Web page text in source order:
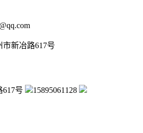
市新冶路617号
号
15895061128